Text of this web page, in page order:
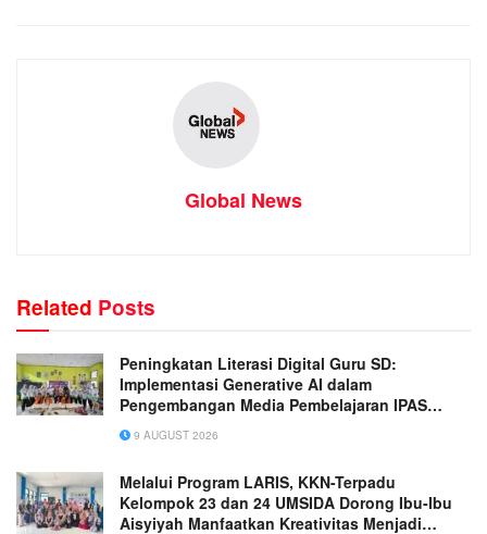
Global News
Related Posts
Peningkatan Literasi Digital Guru SD:
Implementasi Generative AI dalam
Pengembangan Media Pembelajaran IPAS
Terpadu yang Inovatif
9 AUGUST 2026
Melalui Program LARIS, KKN-Terpadu
Kelompok 23 dan 24 UMSIDA Dorong Ibu-Ibu
Aisyiyah Manfaatkan Kreativitas Menjadi